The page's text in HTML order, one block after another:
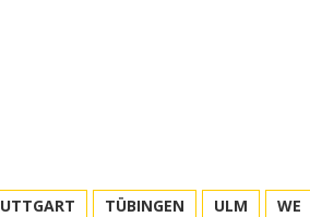
TÜBINGEN ULM WE